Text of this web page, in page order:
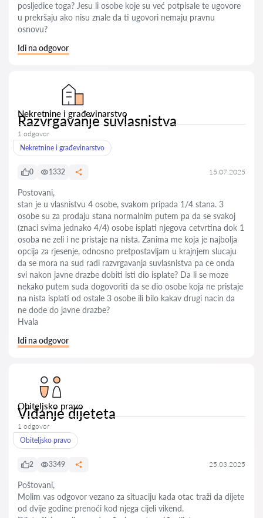
posljedice toga? Jesu li osobe koje su već potpisale te ugovore
u prekršaju ako nisu znale da ti ugovori nemaju pravnu
osnovu?
Idi na odgovor
Nekretnine i građevinarstvo
Razvrgavanje suvlasnistva
1 odgovor
Nekretnine i građevinarstvo
0 1332 15.07.2025
Postovani,
stan je u vlasnistvu 4 osobe, svakom pripada 1/4 stana. 3
osobe su za prodaju stana normalnim putem pa da se svakoj
(znaci svima jednako 4/4) osobe isplati njegova cetvrtina dok 1
osoba ne zeli i ne pristaje na nista. Zanima me koja je najbolja
opcija za rjesenje, odnosno pretpostavljam u krajnjem slucaju
da se mora na sud radi razvrgavanja suvlasnistva pa ce onda
svi nakon javne drazbe dobiti isti dio isplate? Da li se moze
nekako putem suda dogovoriti da se dio osobe koja ne pristaje
na nista isplati od ostale 3 osobe ili bilo kakav drugi nacin da
ne dode do javne drazbe?
Hvala
Idi na odgovor
Obiteljsko pravo
Viđanje dijeteta
1 odgovor
Obiteljsko pravo
2 3349 25.03.2025
Poštovani,
Molim vas odgovor vezano za situaciju kada otac traži da dijete
od dvije godine prenoći kod njega cijeli vikend.